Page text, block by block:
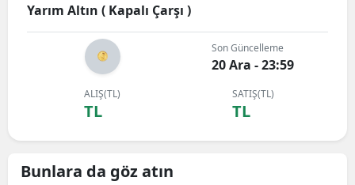
Yarım Altın ( Kapalı Çarşı )
Son Güncelleme
20 Ara - 23:59
ALIŞ(TL)
TL
SATIŞ(TL)
TL
Bunlara da göz atın